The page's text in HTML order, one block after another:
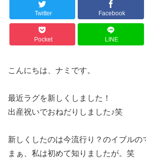
Twitter Facebook
Pocket LINE
こんにちは、ナミです。
最近ラグを新しくしました！
出産祝いでおねだりしました♪笑
新しくしたのは今流行り？のイブルの
まぁ、私は初めて知りましたが。笑